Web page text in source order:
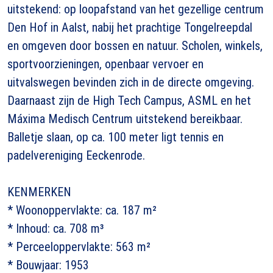
uitstekend: op loopafstand van het gezellige centrum
Den Hof in Aalst, nabij het prachtige Tongelreepdal
en omgeven door bossen en natuur. Scholen, winkels,
sportvoorzieningen, openbaar vervoer en
uitvalswegen bevinden zich in de directe omgeving.
Daarnaast zijn de High Tech Campus, ASML en het
Máxima Medisch Centrum uitstekend bereikbaar.
Balletje slaan, op ca. 100 meter ligt tennis en
padelvereniging Eeckenrode.
KENMERKEN
* Woonoppervlakte: ca. 187 m²
* Inhoud: ca. 708 m³
* Perceeloppervlakte: 563 m²
* Bouwjaar: 1953